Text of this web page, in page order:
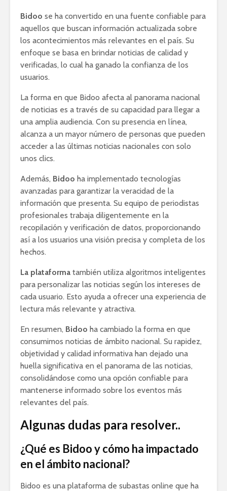
Bidoo se ha convertido en una fuente confiable para
aquellos que buscan información actualizada sobre
los acontecimientos más relevantes en el país. Su
enfoque se basa en brindar noticias de calidad y
verificadas, lo cual ha ganado la confianza de los
usuarios.
La forma en que Bidoo afecta al panorama nacional
de noticias es a través de su capacidad para llegar a
una amplia audiencia. Con su presencia en línea,
alcanza a un mayor número de personas que pueden
acceder a las últimas noticias nacionales con solo
unos clics.
Además, Bidoo ha implementado tecnologías
avanzadas para garantizar la veracidad de la
información que presenta. Su equipo de periodistas
profesionales trabaja diligentemente en la
recopilación y verificación de datos, proporcionando
así a los usuarios una visión precisa y completa de los
hechos.
La plataforma también utiliza algoritmos inteligentes
para personalizar las noticias según los intereses de
cada usuario. Esto ayuda a ofrecer una experiencia de
lectura más relevante y atractiva.
En resumen, Bidoo ha cambiado la forma en que
consumimos noticias de ámbito nacional. Su rapidez,
objetividad y calidad informativa han dejado una
huella significativa en el panorama de las noticias,
consolidándose como una opción confiable para
mantenerse informado sobre los eventos más
relevantes del país.
Algunas dudas para resolver..
¿Qué es Bidoo y cómo ha impactado
en el ámbito nacional?
Bidoo es una plataforma de subastas online que ha